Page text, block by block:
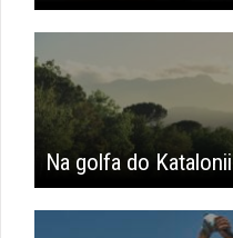
Na golfa do Katalonii